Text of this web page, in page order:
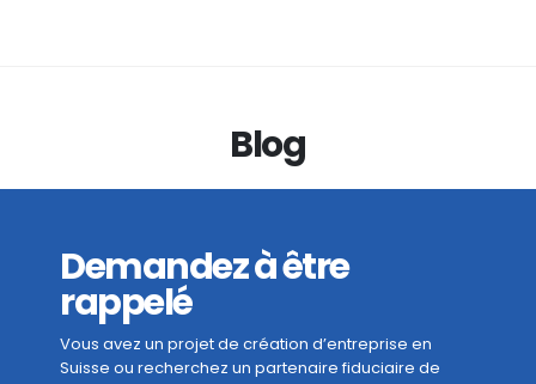
Blog
Demandez à être
rappelé
Vous avez un projet de création d’entreprise en
Suisse ou recherchez un partenaire fiduciaire de